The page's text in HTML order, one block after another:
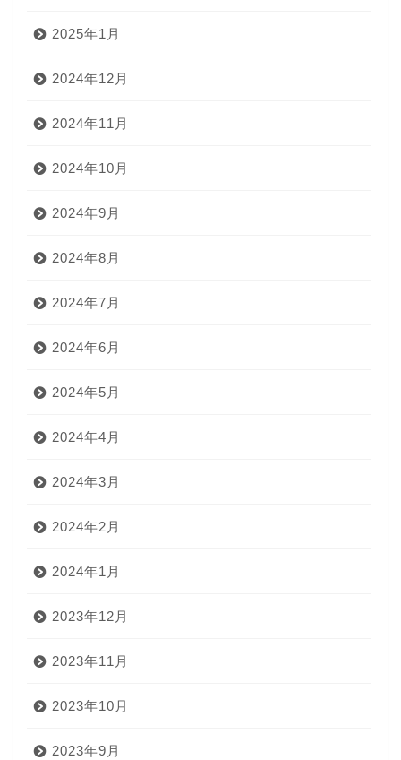
2025年1月
2024年12月
2024年11月
2024年10月
2024年9月
2024年8月
2024年7月
2024年6月
2024年5月
2024年4月
2024年3月
2024年2月
2024年1月
2023年12月
2023年11月
2023年10月
2023年9月